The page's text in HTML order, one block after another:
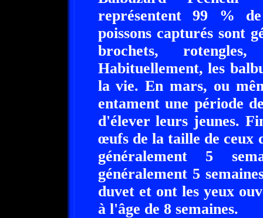
représentent 99 %
poissons capturés sont
brochets,
Habituellement, les
la vie. En mars, ou
entament une période
d'élever leurs jeunes.
œufs de la taille de ceux
généralement 5
généralement 5
duvet et ont les yeux
à l'âge de 8 semaines.